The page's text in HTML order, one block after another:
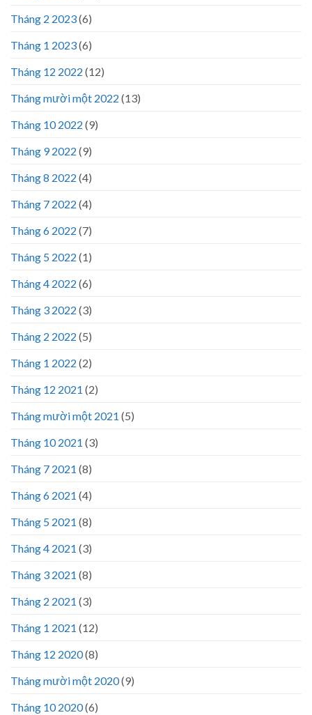
Tháng 2 2023(6)
Tháng 1 2023(6)
Tháng 12 2022 (12)
Tháng mười một 2022 (13)
Tháng 10 2022 (9)
Tháng 9 2022 (9)
Tháng 8 2022 (4)
Tháng 7 2022 (4)
Tháng 6 2022 (7)
Tháng 5 2022 (1)
Tháng 4 2022 (6)
Tháng 3 2022 (3)
Tháng 2 2022 (5)
Tháng 1 2022 (2)
Tháng 12 2021 (2)
Tháng mười một 2021 (5)
Tháng 10 2021 (3)
Tháng 7 2021 (8)
Tháng 6 2021 (4)
Tháng 5 2021 (8)
Tháng 4 2021 (3)
Tháng 3 2021 (8)
Tháng 2 2021 (3)
Tháng 1 2021 (12)
Tháng 12 2020(8)
Tháng mười một 2020(9)
Tháng 10 2020(6)